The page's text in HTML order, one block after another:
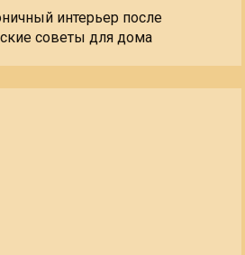
интерьер после
советы для дома